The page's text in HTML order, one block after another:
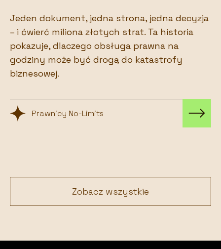
Jeden dokument, jedna strona, jedna decyzja
– i ćwierć miliona złotych strat. Ta historia
pokazuje, dlaczego obsługa prawna na
godziny może być drogą do katastrofy
biznesowej.
Prawnicy No-Limits
Zobacz wszystkie